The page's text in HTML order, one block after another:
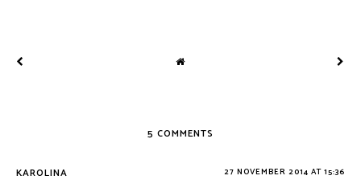
5 COMMENTS
KAROLINA 27 NOVEMBER 2014 AT 15:36